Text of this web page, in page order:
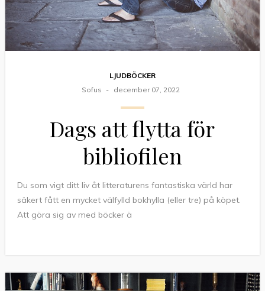
LJUDBÖCKER
Sofus
december 07, 2022
Dags att flytta för
bibliofilen
Du som vigt ditt liv åt litteraturens fantastiska värld har
säkert fått en mycket välfylld bokhylla (eller tre) på köpet.
Att göra sig av med böcker ä